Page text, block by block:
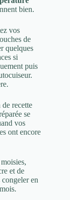
bien.
vos
de
quelques
si
puis
de recette
se
vos
ont encore
et de
en